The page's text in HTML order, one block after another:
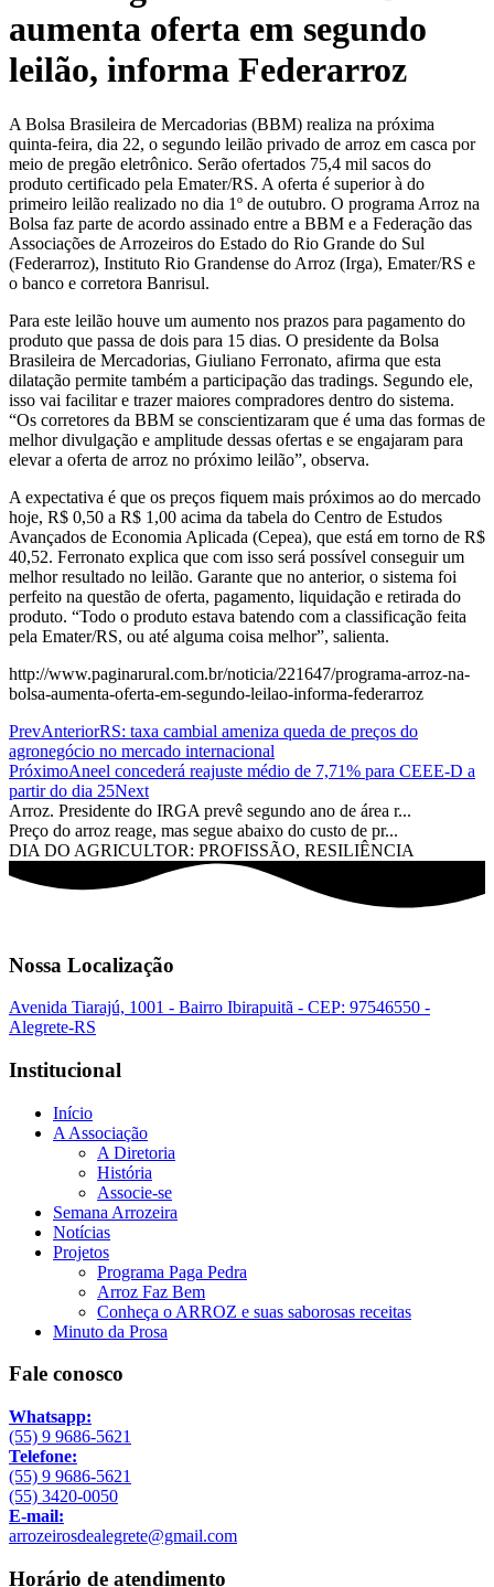
aumenta oferta em segundo
leilão, informa Federarroz
A Bolsa Brasileira de Mercadorias (BBM) realiza na próxima
quinta-feira, dia 22, o segundo leilão privado de arroz em casca por
meio de pregão eletrônico. Serão ofertados 75,4 mil sacos do
produto certificado pela Emater/RS. A oferta é superior à do
primeiro leilão realizado no dia 1º de outubro. O programa Arroz na
Bolsa faz parte de acordo assinado entre a BBM e a Federação das
Associações de Arrozeiros do Estado do Rio Grande do Sul
(Federarroz), Instituto Rio Grandense do Arroz (Irga), Emater/RS e
o banco e corretora Banrisul.
Para este leilão houve um aumento nos prazos para pagamento do
produto que passa de dois para 15 dias. O presidente da Bolsa
Brasileira de Mercadorias, Giuliano Ferronato, afirma que esta
dilatação permite também a participação das tradings. Segundo ele,
isso vai facilitar e trazer maiores compradores dentro do sistema.
“Os corretores da BBM se conscientizaram que é uma das formas de
melhor divulgação e amplitude dessas ofertas e se engajaram para
elevar a oferta de arroz no próximo leilão”, observa.
A expectativa é que os preços fiquem mais próximos ao do mercado
hoje, R$ 0,50 a R$ 1,00 acima da tabela do Centro de Estudos
Avançados de Economia Aplicada (Cepea), que está em torno de R$
40,52. Ferronato explica que com isso será possível conseguir um
melhor resultado no leilão. Garante que no anterior, o sistema foi
perfeito na questão de oferta, pagamento, liquidação e retirada do
produto. “Todo o produto estava batendo com a classificação feita
pela Emater/RS, ou até alguma coisa melhor”, salienta.
http://www.paginarural.com.br/noticia/221647/programa-arroz-na-
bolsa-aumenta-oferta-em-segundo-leilao-informa-federarroz
PrevAnteriorRS: taxa cambial ameniza queda de preços do
agronegócio no mercado internacional
PróximoAneel concederá reajuste médio de 7,71% para CEEE-D a
partir do dia 25Next
Arroz. Presidente do IRGA prevê segundo ano de área r...
Preço do arroz reage, mas segue abaixo do custo de pr...
DIA DO AGRICULTOR: PROFISSÃO, RESILIÊNCIA
Nossa Localização
Avenida Tiarajú, 1001 - Bairro Ibirapuitã - CEP: 97546550 -
Alegrete-RS
Institucional
Início
A Associação
A Diretoria
História
Associe-se
Semana Arrozeira
Notícias
Projetos
Programa Paga Pedra
Arroz Faz Bem
Conheça o ARROZ e suas saborosas receitas
Minuto da Prosa
Fale conosco
Whatsapp:
(55) 9 9686-5621
Telefone:
(55) 9 9686-5621
(55) 3420-0050
E-mail:
arrozeirosdealegrete@gmail.com
Horário de atendimento